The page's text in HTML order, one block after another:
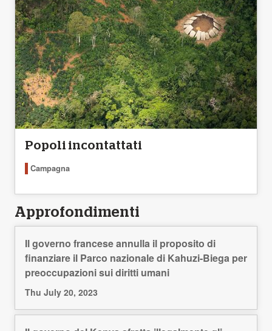
Popoli incontattati
Campagna
Approfondimenti
Il governo francese annulla il proposito di
finanziare il Parco nazionale di Kahuzi-Biega per
preoccupazioni sui diritti umani
Thu July 20, 2023